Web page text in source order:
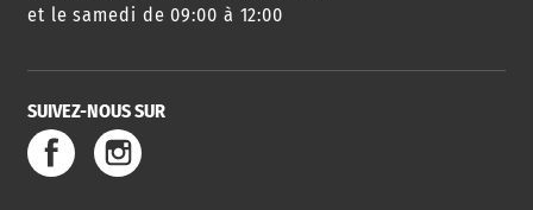
SERVICE
DE L'EAU
et le samedi de 09:00 à 12:00
SUIVEZ-NOUS SUR